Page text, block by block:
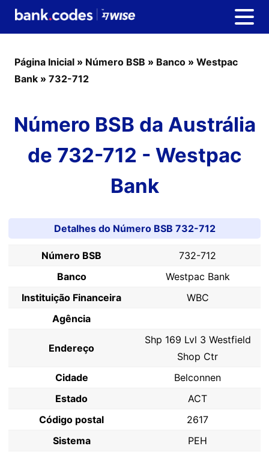
Página Inicial » Número BSB » Banco » Westpac
Bank » 732-712
Número BSB da Austrália
de 732-712 - Westpac
Bank
Detalhes do Número BSB 732-712
Número BSB
732-712
Banco
Westpac Bank
Instituição Financeira
WBC
Agência
Endereço
Shp 169 Lvl 3 Westfield
Shop Ctr
Cidade
Belconnen
Estado
ACT
Código postal
2617
Sistema
PEH